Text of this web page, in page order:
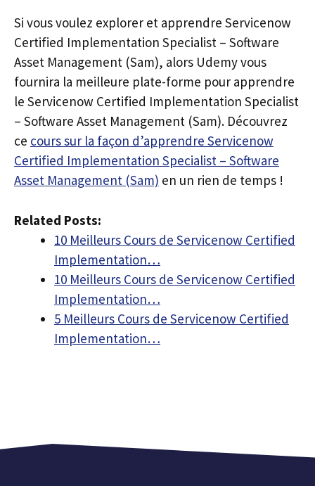
Si vous voulez explorer et apprendre Servicenow
Certified Implementation Specialist – Software
Asset Management (Sam), alors Udemy vous
fournira la meilleure plate-forme pour apprendre
le Servicenow Certified Implementation Specialist
– Software Asset Management (Sam). Découvrez
ce cours sur la façon d’apprendre Servicenow
Certified Implementation Specialist – Software
Asset Management (Sam) en un rien de temps !
Related Posts:
10 Meilleurs Cours de Servicenow Certified
Implementation…
10 Meilleurs Cours de Servicenow Certified
Implementation…
5 Meilleurs Cours de Servicenow Certified
Implementation…